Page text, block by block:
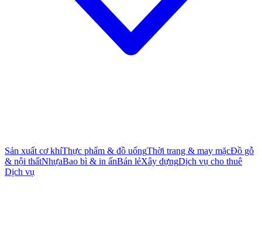
Sản xuất cơ khíThực phẩm & đồ uốngThời trang & may mặcĐồ gỗ
& nội thấtNhựaBao bì & in ấnBán lẻXây dựngDịch vụ cho thuê
Dịch vụ